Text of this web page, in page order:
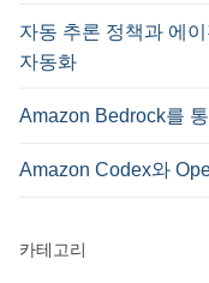
자동 추론 정책과 에
자동화
Amazon Bedrock를
Amazon Codex와
카테고리